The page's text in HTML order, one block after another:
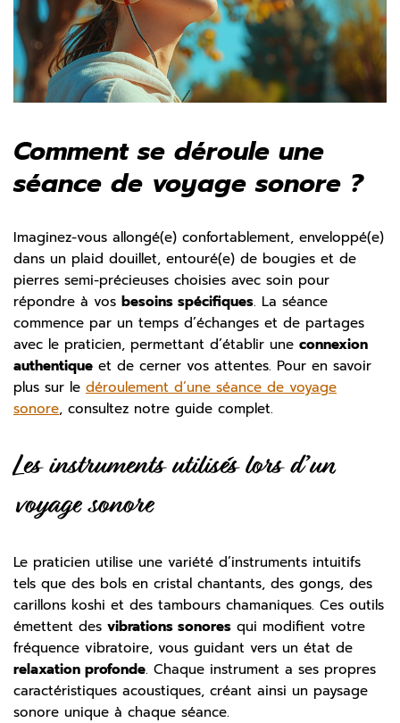
Comment se déroule une
séance de voyage sonore ?
Imaginez-vous allongé(e) confortablement, enveloppé(e)
dans un plaid douillet, entouré(e) de bougies et de
pierres semi-précieuses choisies avec soin pour
répondre à vos besoins spécifiques. La séance
commence par un temps d’échanges et de partages
avec le praticien, permettant d’établir une connexion
authentique et de cerner vos attentes. Pour en savoir
plus sur le déroulement d’une séance de voyage
sonore, consultez notre guide complet.
Les instruments utilisés lors d’un
voyage sonore
Le praticien utilise une variété d’instruments intuitifs
tels que des bols en cristal chantants, des gongs, des
carillons koshi et des tambours chamaniques. Ces outils
émettent des vibrations sonores qui modifient votre
fréquence vibratoire, vous guidant vers un état de
relaxation profonde. Chaque instrument a ses propres
caractéristiques acoustiques, créant ainsi un paysage
sonore unique à chaque séance.